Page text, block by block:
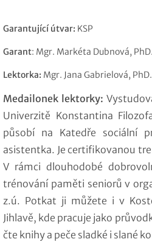
Garantující útvar: KSP
Garant: Mgr. Markéta Dubnová, PhD.
Lektorka: Mgr. Jana Gabrielová, PhD.
Medailonek lektorky:
Univerzitě Konstantina
působí na Katedře sociální
asistentka. Je certifikovanou
V rámci dlouhodobé
trénování paměti seniorů v
z.ú. Potkat ji můžete i v
Jihlavě, kde pracuje jako
čte knihy a peče sladké i slané